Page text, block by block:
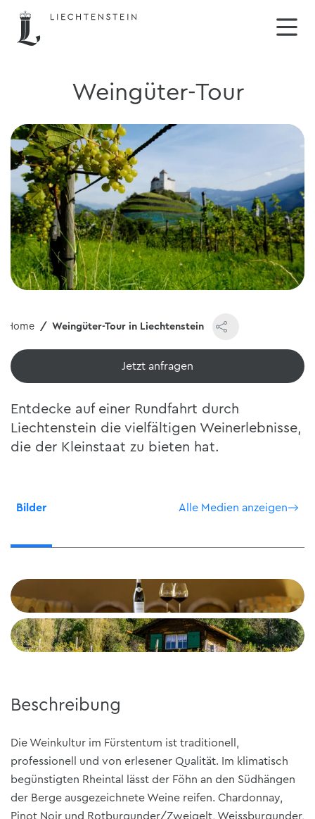
Weingüter-Tour
Home Weingüter-Tour in Liechtenstein
Jetzt ansehen
Entdecke auf einer Rundfahrt durch
Liechtenstein die vielfältigen Weinerlebnisse,
die der Kleinstaat zu bieten hat.
Bilder Alle Medien anzeigen
Beschreibung
Die Weinkultur im Fürstentum ist traditionell,
professionell und von erlesener Qualität. Im klimatisch
begünstigten Rheintal lässt der Föhn an den Südhängen
der Berge ausgezeichnete Weine reifen. Chardonnay,
Pinot Noir und Rotburgunder/Zweigelt, Weissburgunder,